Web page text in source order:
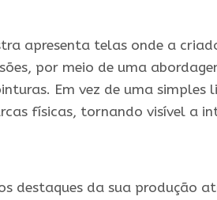
apresenta telas onde a
por meio de uma
Em vez de uma
físicas, tornando visível a
destaques da sua produção